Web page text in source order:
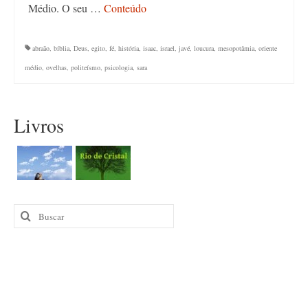
Médio. O seu … Conteúdo
abraão, bíblia, Deus, egito, fé, história, isaac, israel, javé, loucura, mesopotâmia, oriente
médio, ovelhas, politeísmo, psicologia, sara
Livros
Buscar
por: